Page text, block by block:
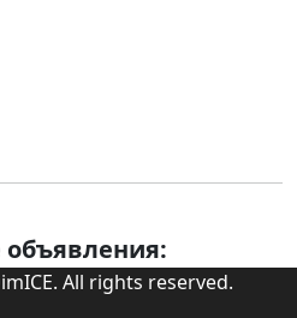
All rights reserved.